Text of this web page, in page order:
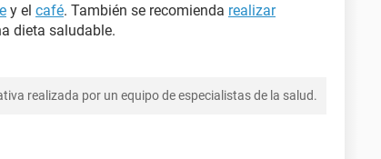
y el café. También se recomienda realizar
dieta saludable.
realizada por un equipo de especialistas de la salud.